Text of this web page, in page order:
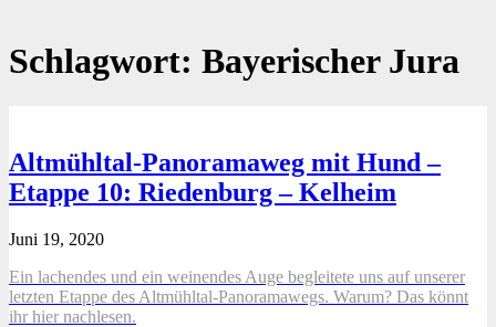
Schlagwort: Bayerischer Jura
Altmühltal-Panoramaweg mit Hund –
Etappe 10: Riedenburg – Kelheim
Juni 19, 2020
Ein lachendes und ein weinendes Auge begleitete uns auf unserer
letzten Etappe des Altmühltal-Panoramawegs. Warum? Das könnt
ihr hier nachlesen.